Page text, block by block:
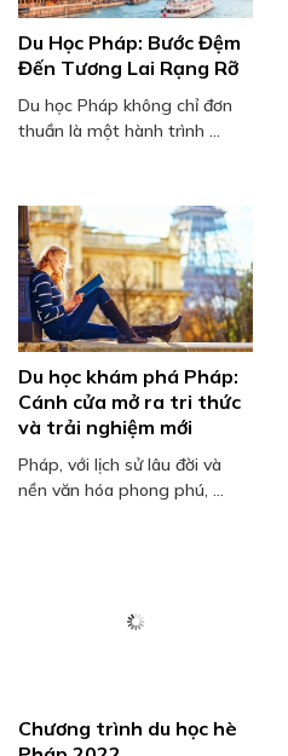
Du Học Pháp: Bước Đệm
Đến Tương Lai Rạng Rỡ
Du học Pháp không chỉ đơn
thuần là một hành trình ...
Du học khám phá Pháp:
Cánh cửa mở ra tri thức
và trải nghiệm mới
Pháp, với lịch sử lâu đời và
nền văn hóa phong phú, ...
Chương trình du học hè